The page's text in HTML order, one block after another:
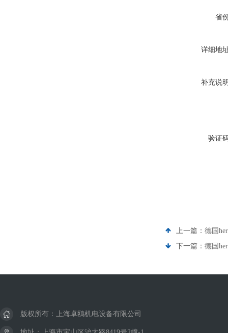
省
详细地
补充说
验证
上一篇： 德国
下一篇： 德国
版权所有：上海卓鸥机电设备有限公司